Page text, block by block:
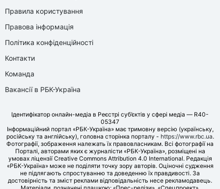
Правила користування
Правова інформація
Політика конфіденційності
Контакти
Команда
Вакансії в РБК-Україна
Ідентифікатор онлайн-медіа в Реєстрі суб’єктів у сфері медіа — R40-
05347
Інформаційний портал «РБК-Україна» має тримовну версію (українську,
російську та англійську), головна сторінка порталу - https://www.rbc.ua.
Фотографії, зображення належать їх правовласникам. Всі фотографії на
Порталі, авторами яких є журналісти «РБК-Україна», розміщені на
умовах ліцензії Creative Commons Attribution 4.0 International. Редакція
«РБК-Україна» може не поділяти точку зору авторів. Оціночні судження
не підлягають спростуванню та доведенню їх правдивості. За
достовірність та зміст реклами відповідальність несе рекламодавець.